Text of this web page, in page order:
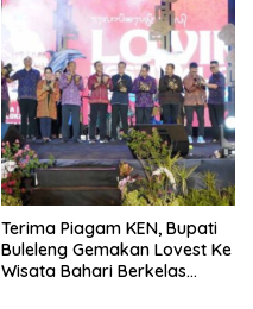
Terima Piagam KEN, Bupati
Buleleng Gemakan Lovest Ke
Wisata Bahari Berkelas